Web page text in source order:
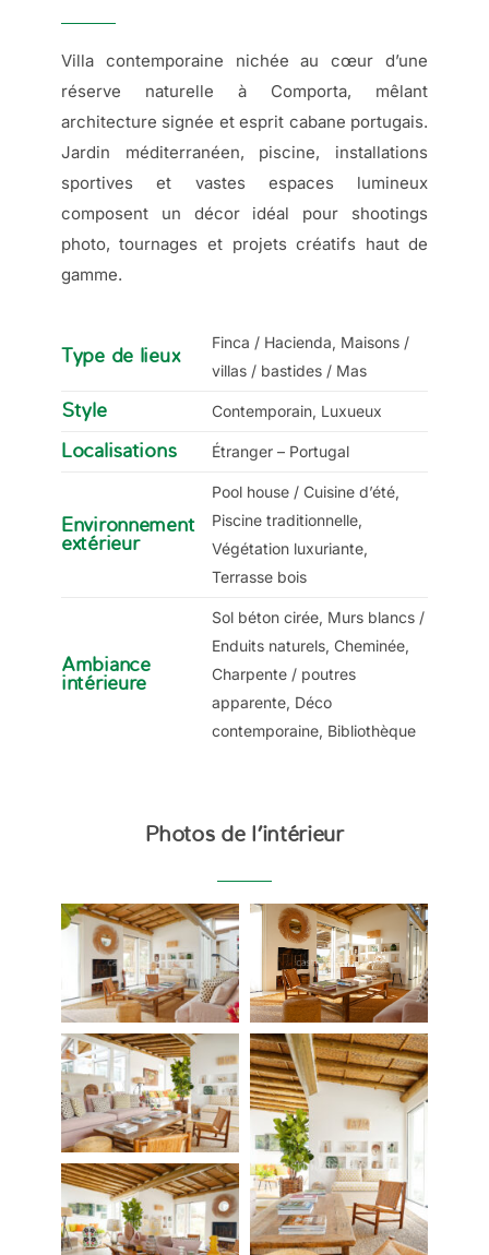
Villa contemporaine nichée au cœur d’une
réserve naturelle à Comporta, mêlant
architecture signée et esprit cabane portugais.
Jardin méditerranéen, piscine, installations
sportives et vastes espaces lumineux
composent un décor idéal pour shootings
photo, tournages et projets créatifs haut de
gamme.
Type de lieux
Finca / Hacienda, Maisons /
villas / bastides / Mas
Style Contemporain, Luxueux
Localisations Étranger – Portugal
Environnement
extérieur
Pool house / Cuisine d’été,
Piscine traditionnelle,
Végétation luxuriante,
Terrasse bois
Ambiance
intérieure
Sol béton cirée, Murs blancs /
Enduits naturels, Cheminée,
Charpente / poutres
apparente, Déco
contemporaine, Bibliothèque
Photos de l’intérieur